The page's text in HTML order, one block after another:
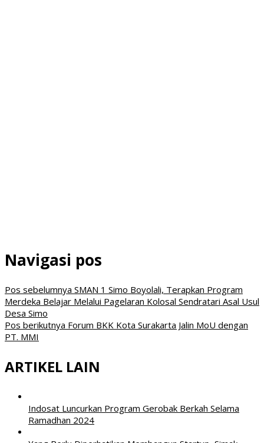
Navigasi pos
Pos sebelumnya SMAN 1 Simo Boyolali, Terapkan Program
Merdeka Belajar Melalui Pagelaran Kolosal Sendratari Asal Usul
Desa Simo
Pos berikutnya Forum BKK Kota Surakarta Jalin MoU dengan
PT. MMI
ARTIKEL LAIN
Indosat Luncurkan Program Gerobak Berkah Selama
Ramadhan 2024